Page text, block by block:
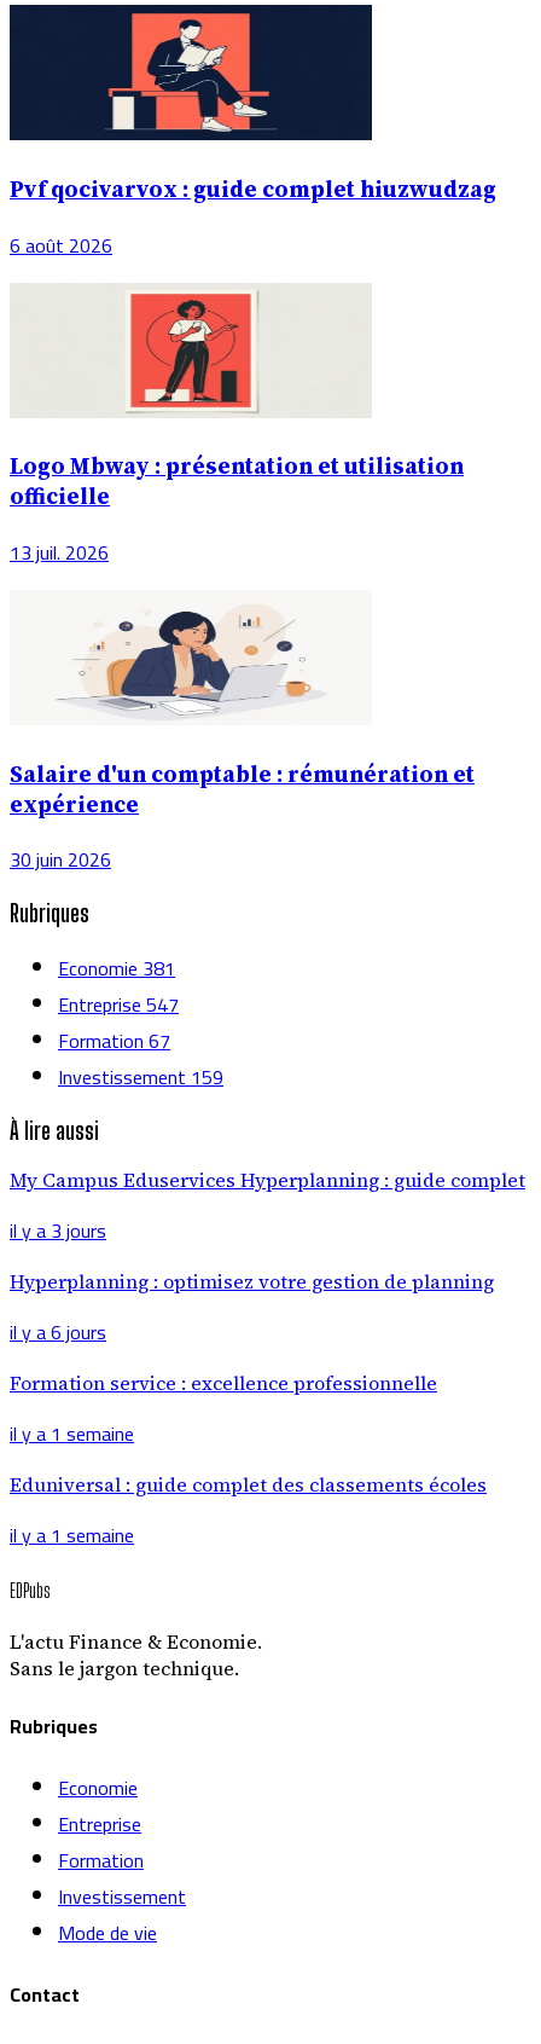
Pvf qocivarvox : guide complet hiuzwudzag
6 août 2026
Logo Mbway : présentation et utilisation
officielle
13 juil. 2026
Salaire d'un comptable : rémunération et
expérience
30 juin 2026
Rubriques
Economie381
Entreprise547
Formation67
Investissement159
À lire aussi
My Campus Eduservices Hyperplanning : guide complet
il y a 3 jours
Hyperplanning : optimisez votre gestion de planning
il y a 6 jours
Formation service : excellence professionnelle
il y a 1 semaine
Eduniversal : guide complet des classements écoles
il y a 1 semaine
EDPubs
L'actu Finance & Economie.
Sans le jargon technique.
Rubriques
Economie
Entreprise
Formation
Investissement
Mode de vie
Contact